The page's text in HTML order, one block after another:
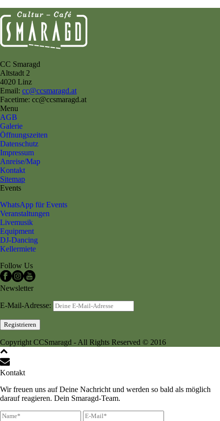
CC Smaragd
Altstadt 2
4020 Linz
Email: cc@ccsmaragd.at
Facetime: cc@ccsmaragd.at
Menu
AGB
Galerie
Öffnungszeiten
Datenschutz
Impressum
Anreise/Map
Kontakt
Sitemap
Events
WhatsApp für Events
Veranstaltungen
Livemusik
Equipment
DJ-Dancing
Kellermiete
Follow Us
Newsletter
E-Mail-Adresse:
Copyright CCSmaragd - All Rights Reserved © 2016
Kontakt
Wir freuen uns auf Deine Nachricht und werden so bald als möglich
darauf reagieren. Dein Smaragd-Team.